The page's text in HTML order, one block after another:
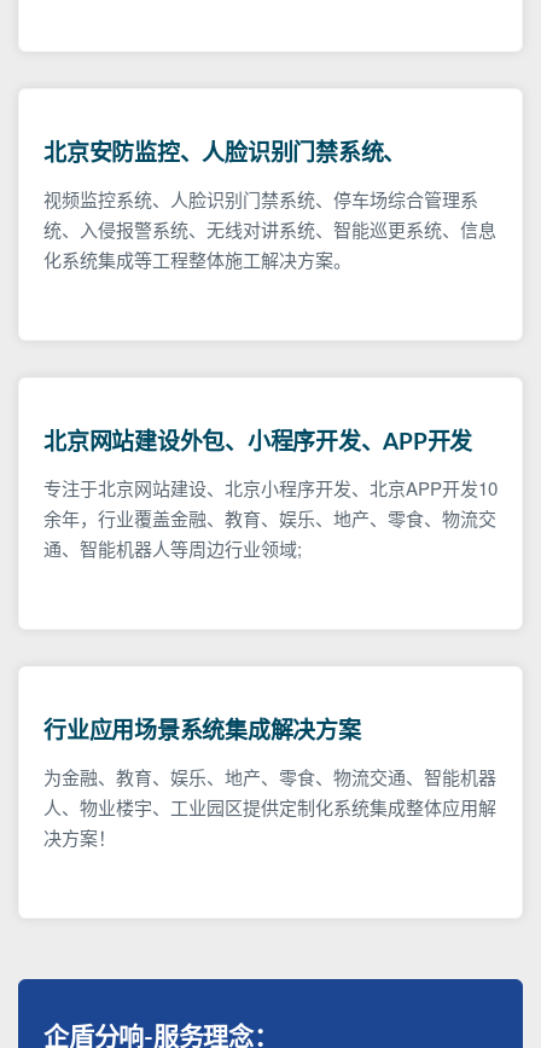
北京安防监控、人脸识别门禁系统、
视频监控系统、人脸识别门禁系统、停车场综合管理系
统、入侵报警系统、无线对讲系统、智能巡更系统、信息
化系统集成等工程整体施工解决方案。
北京网站建设外包、小程序开发、APP开发
专注于北京网站建设、北京小程序开发、北京APP开发10
余年，行业覆盖金融、教育、娱乐、地产、零食、物流交
通、智能机器人等周边行业领域;
行业应用场景系统集成解决方案
为金融、教育、娱乐、地产、零食、物流交通、智能机器
人、物业楼宇、工业园区提供定制化系统集成整体应用解
决方案！
企盾分响-服务理念：